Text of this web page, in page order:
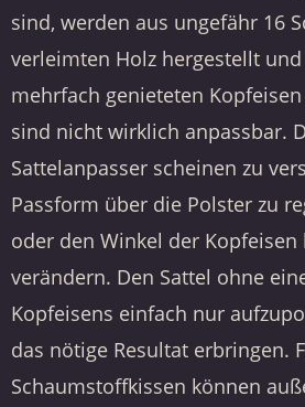
sind, werden aus ungefähr 16
verleimten Holz hergestellt
mehrfach genieteten
sind nicht wirklich anpassbar.
Sattelanpasser scheinen zu
Passform über die Polster zu
oder den Winkel der
verändern. Den Sattel ohne
Kopfeisens einfach nur
das nötige Resultat erbringen.
Schaumstoffkissen können